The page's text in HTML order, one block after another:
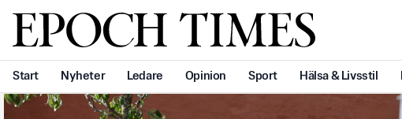
Svenska Epoch Times
Start Nyheter Ledare Opinion Sport Hälsa & Livsstil